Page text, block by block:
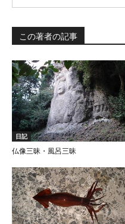
この著者の記事
日記
仏像三昧・風呂三昧